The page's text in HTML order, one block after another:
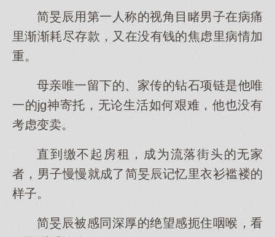
简旻辰用第一人称的视角目睹男子在病痛
里渐渐耗尽存款，又在没有钱的焦虑里病情加
重。
母亲唯一留下的、家传的钻石项链是他唯
一的jg神寄托，无论生活如何艰难，他也没有
考虑变卖。
直到缴不起房租，成为流落街头的无家
者，男子慢慢就成了简旻辰记忆里衣衫褴褛的
样子。
简旻辰被感同深厚的绝望感扼住咽喉，看